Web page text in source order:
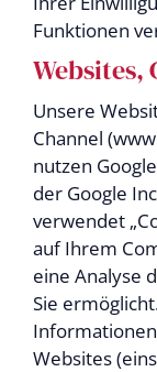
Funktionen
Websites,
Unsere
Channel
nutzen
der Google
verwendet
auf Ihrem
eine Analyse
Sie
Websites